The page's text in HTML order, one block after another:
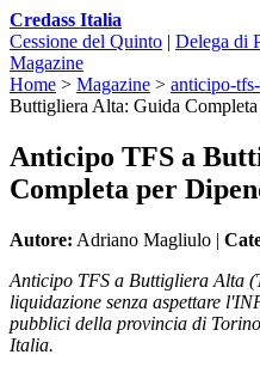
Credass Italia
Cessione del Quinto | Delega di
Magazine
Home > Magazine > anticipo-
Buttigliera Alta: Guida
Anticipo TFS a
Completa per
Autore: Adriano Magliulo |
Anticipo TFS a Buttigliera Alta
liquidazione senza aspettare
pubblici della provincia di
Italia.